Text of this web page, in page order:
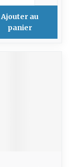
Ajouter au
panier